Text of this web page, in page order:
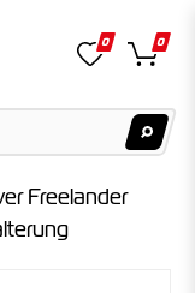
0 0
Freelander